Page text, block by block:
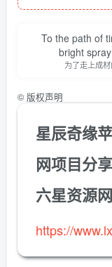
To the path of
bright
为了走上成
© 版权声明
星辰奇缘
网项目分
六星资源网
https://